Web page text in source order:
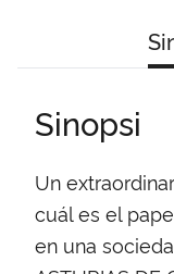
Sinopsi
Un
cuál es el
en una